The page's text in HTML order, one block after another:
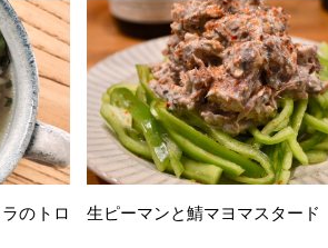
のトロ
生ピーマンと鯖マヨマスタード